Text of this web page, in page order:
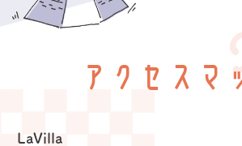
アクセスマ
LaVilla